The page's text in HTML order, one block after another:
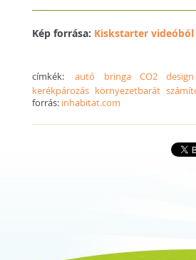
Kép forrása: Kiskstarter videóból
címkék:autó bringa CO2 design
kerékpározás környezetbarát
forrás: inhabitat.com